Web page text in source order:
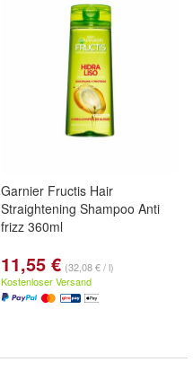
Garnier Fructis Hair
Straightening Shampoo Anti
frizz 360ml
11,55 € (32,08 € / l)
Kostenloser Versand